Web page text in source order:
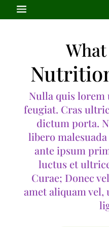
Nulla quis lorem
feugiat. Cras
dictum porta.
libero
ante ipsum
luctus et
Curae; Donec
amet aliquam